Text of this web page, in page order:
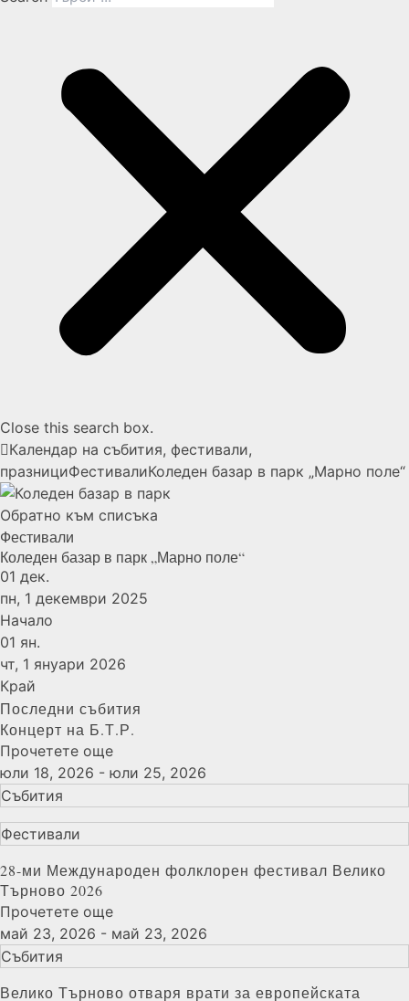
Close this search box.
Календар на събития, фестивали,
празнициФестивалиКоледен базар в парк „Марно поле“
Обратно към списъка
Фестивали
Коледен базар в парк „Марно поле“
01 дек.
пн, 1 декември 2025
Начало
01 ян.
чт, 1 януари 2026
Край
Последни събития
Концерт на Б.Т.Р.
Прочетете още
юли 18, 2026 - юли 25, 2026
Събития
Фестивали
28-ми Международен фолклорен фестивал Велико
Търново 2026
Прочетете още
май 23, 2026 - май 23, 2026
Събития
Велико Търново отваря врати за европейската